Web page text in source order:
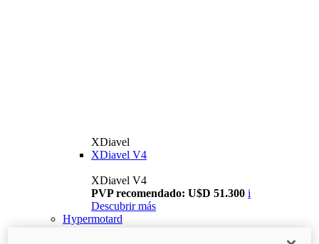
XDiavel
XDiavel V4
XDiavel V4
PVP recomendado: U$D 51.300 i
Descubrir más
Hypermotard